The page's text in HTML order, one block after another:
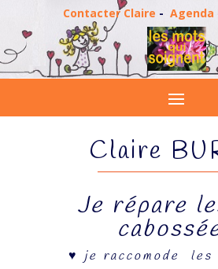
Contacter Claire - Agenda
Claire
Je répare
♥je raccomode les